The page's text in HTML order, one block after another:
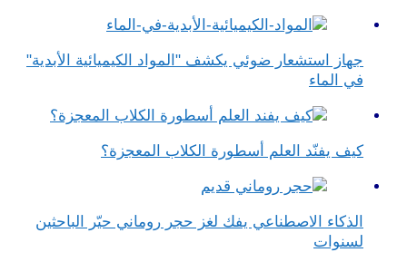
جهاز استشعار ضوئي يكشف "المواد الكيميائية الأبدية"
في الماء
كيف يفنّد العلم أسطورة الكلاب المعجزة؟
الذكاء الاصطناعي يفك لغز حجر روماني حيّر الباحثين
لسنوات